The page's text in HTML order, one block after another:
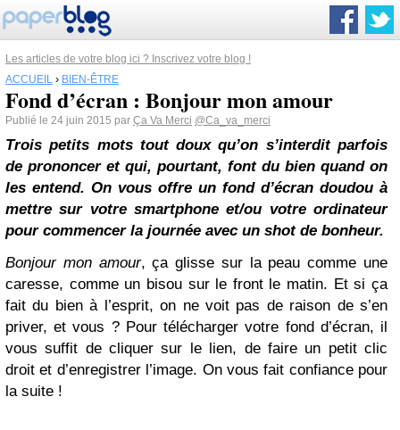
Les articles de votre blog ici ? Inscrivez votre blog !
ACCUEIL › BIEN-ÊTRE
Fond d’écran : Bonjour mon amour
Publié le 24 juin 2015 par Ça Va Merci @Ca_va_merci
Trois petits motstout doux qu’on s’interdit parfois
de prononcer et qui, pourtant, font du bien quand on
les entend. On vous offre un fond d’écran doudou à
mettre sur votre smartphone et/ou votre ordinateur
pour commencer la journée avec un shot de bonheur.
Bonjour mon amour, ça glisse sur la peau comme une
caresse, comme un bisou sur le front le matin. Et si ça
fait du bien à l’esprit, on ne voit pas de raison de s’en
priver, et vous ? Pour télécharger votre fond d’écran, il
vous suffit de cliquer sur le lien, de faire un petit clic
droit et d’enregistrer l’image. On vous fait confiance pour
la suite !